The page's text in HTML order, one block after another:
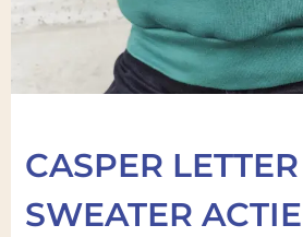
CASPER LETTER
SWEATER